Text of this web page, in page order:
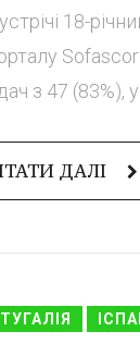
18-
з 47 (83%),
ДАЛІ